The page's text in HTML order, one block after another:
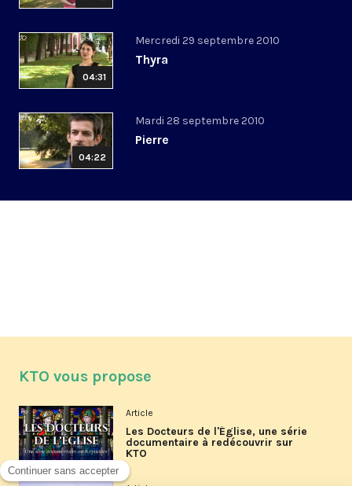
04:31
Mercredi 29 septembre 2010
Thyra
04:22
Mardi 28 septembre 2010
Pierre
KTO vous propose
Article
Les Docteurs de l'Église, une série
documentaire à redécouvrir sur
KTO